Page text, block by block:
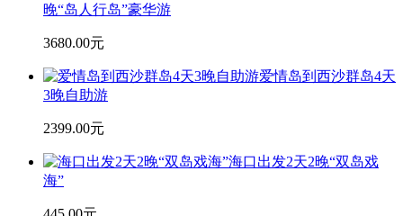
晚“岛人行岛”豪华游
3680.00元
爱情岛到西沙群岛4天
3晚自助游
2399.00元
海口出发2天2晚“双岛戏
海”